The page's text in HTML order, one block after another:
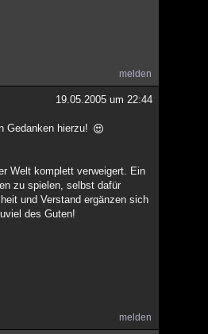
melden
19.05.2005 um 22:44
Gedanken hierzu!
Welt komplett verweigert. Ein
zu spielen, selbst dafür
und Verstand ergänzen sich
des Guten!
melden